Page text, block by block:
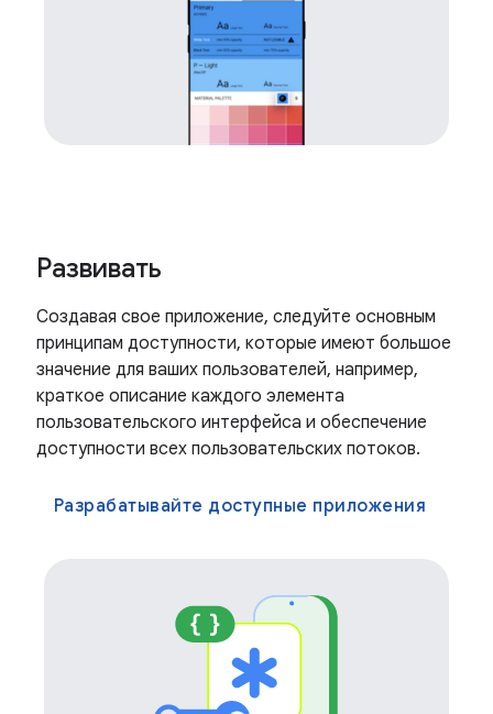
Развивать
Создавая свое приложение, следуйте основным
принципам доступности, которые имеют большое
значение для ваших пользователей, например,
краткое описание каждого элемента
пользовательского интерфейса и обеспечение
доступности всех пользовательских потоков.
Разрабатывайте доступные приложения